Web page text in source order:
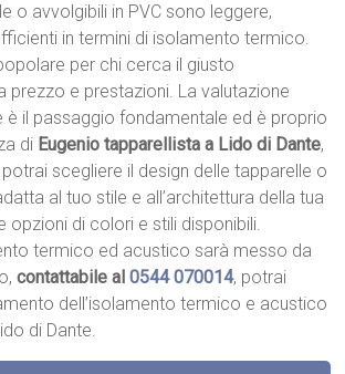
o avvolgibili in PVC sono leggere,
in termini di isolamento termico.
per chi cerca il giusto
e prestazioni. La valutazione
è il passaggio fondamentale ed è proprio
di Eugenio tapparellista a Lido di Dante,
scegliere il design delle tapparelle o
al tuo stile e all’architettura della tua
opzioni di colori e stili disponibili.
termico ed acustico sarà messo da
contattabile al0544 070014, potrai
dell’isolamento termico e acustico
di Dante.